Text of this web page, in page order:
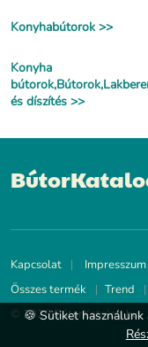
Konyhabútorok >>
Konyha
és díszítés >>
Kapcsolat Impresszum
Összes termék
Trend
© 2026 BútorKatalog.hu
🍪 Sütiket használunk